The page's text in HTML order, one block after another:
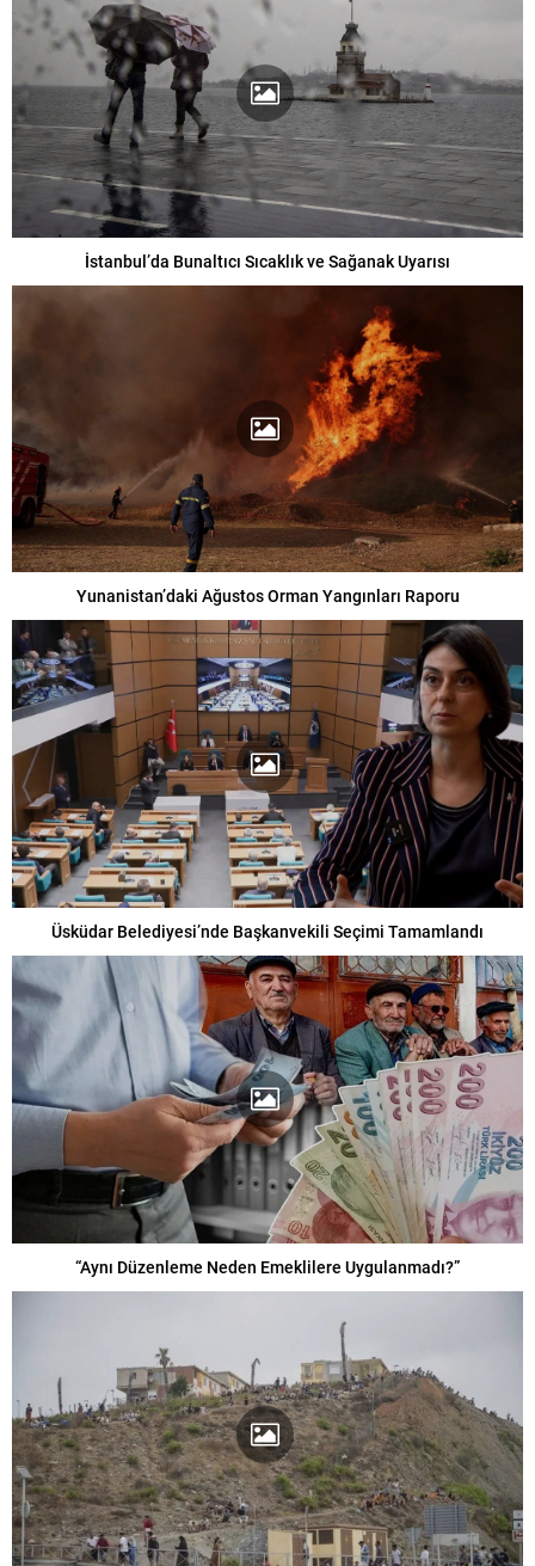
İstanbul’da Bunaltıcı Sıcaklık ve Sağanak Uyarısı
Yunanistan’daki Ağustos Orman Yangınları Raporu
Üsküdar Belediyesi’nde Başkanvekili Seçimi Tamamlandı
“Aynı Düzenleme Neden Emeklilere Uygulanmadı?”